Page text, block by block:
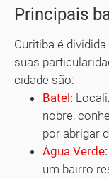
Principais
Curitiba é
suas
cidade são:
Batel :
nobre,
por abrigar
Água Verde:
um bairro